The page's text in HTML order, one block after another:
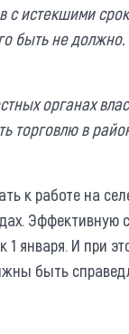
с истекшими
быть не
органах
торговлю в
к работе на
Эффективную
1 января. И при
быть